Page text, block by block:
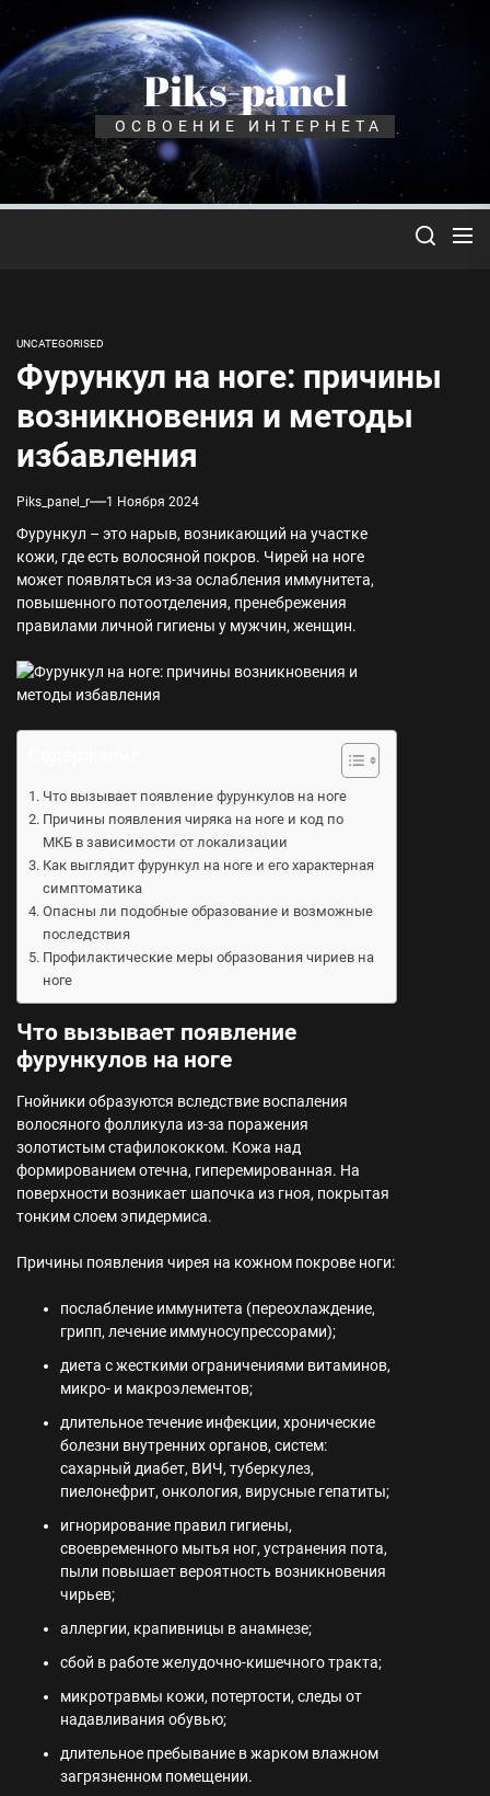
Перейти
содержимому
Piks-panel
ОСВОЕНИЕ ИНТЕРНЕТА
UNCATEGORISED
Фурункул на ноге: причины
возникновения и методы
избавления
Piks_panel_r 1 Ноября 2024
Фурункул – это нарыв, возникающий на участке
кожи, где есть волосяной покров. Чирей на ноге
может появляться из-за ослабления иммунитета,
повышенного потоотделения, пренебрежения
правилами личной гигиены у мужчин, женщин.
Что вызывает появление фурункулов на ноге
Причины появления чиряка на ноге и код по
МКБ в зависимости от локализации
Как выглядит фурункул на ноге и его характерная
симптоматика
Опасны ли подобные образование и возможные
последствия
Профилактические меры образования чириев на
ноге
Что вызывает появление
фурункулов на ноге
Гнойники образуются вследствие воспаления
волосяного фолликула из-за поражения
золотистым стафилококком. Кожа над
формированием отечна, гиперемированная. На
поверхности возникает шапочка из гноя, покрытая
тонким слоем эпидермиса.
Причины появления чирея на кожном покрове ноги:
послабление иммунитета (переохлаждение,
грипп, лечение иммуносупрессорами);
диета с жесткими ограничениями витаминов,
микро- и макроэлементов;
длительное течение инфекции, хронические
болезни внутренних органов, систем:
сахарный диабет, ВИЧ, туберкулез,
пиелонефрит, онкология, вирусные гепатиты;
игнорирование правил гигиены,
своевременного мытья ног, устранения пота,
пыли повышает вероятность возникновения
чирьев;
аллергии, крапивницы в анамнезе;
сбой в работе желудочно-кишечного тракта;
микротравмы кожи, потертости, следы от
надавливания обувью;
длительное пребывание в жарком влажном
загрязненном помещении.